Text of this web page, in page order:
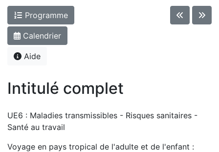
Programme
Calendrier
Aide
Intitulé complet
UE6 : Maladies transmissibles - Risques sanitaires -
Santé au travail
Voyage en pays tropical de l'adulte et de l'enfant :